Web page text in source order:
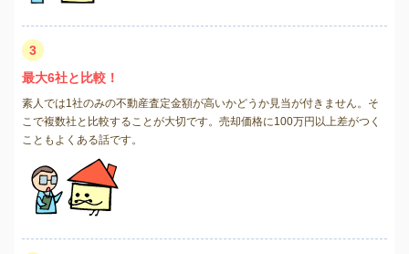
3
最大6社と比較！
素人では1社のみの不動産査定金額が高いかどうか見当が付きません。そ
こで複数社と比較することが大切です。売却価格に100万円以上差がつく
こともよくある話です。